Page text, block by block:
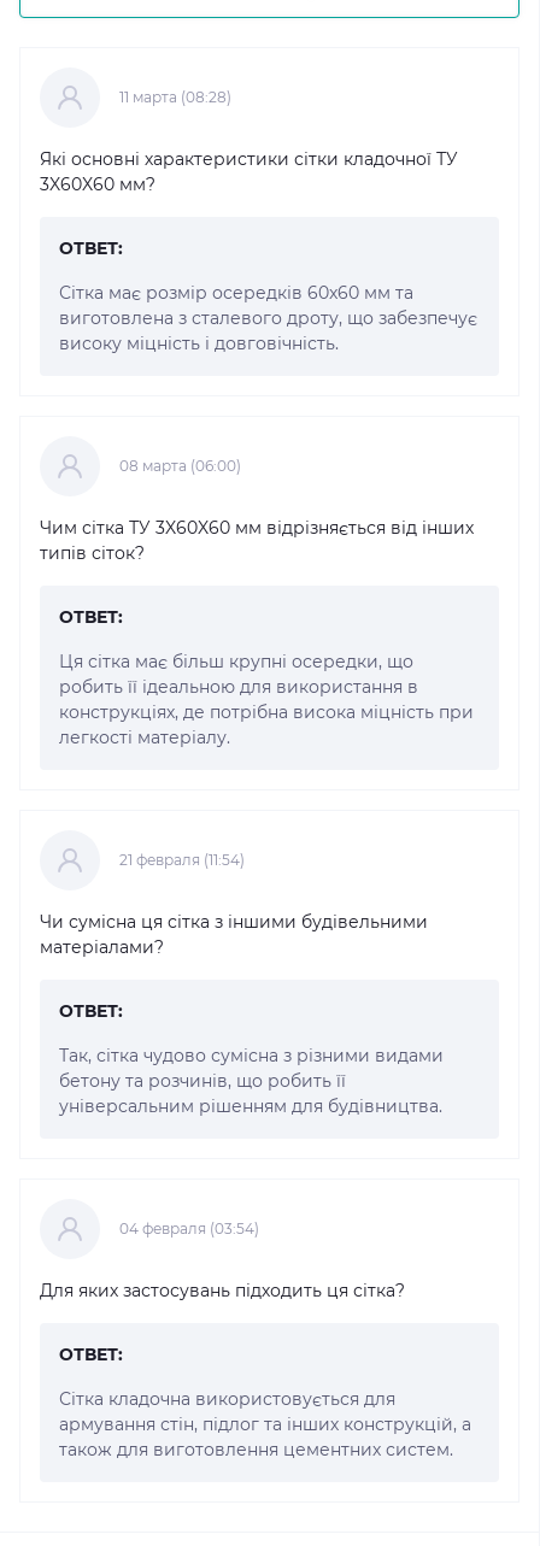
11 марта (08:28)
Які основні характеристики сітки кладочної ТУ
3X60X60 мм?
ОТВЕТ:
Сітка має розмір осередків 60x60 мм та
виготовлена з сталевого дроту, що забезпечує
високу міцність і довговічність.
08 марта (06:00)
Чим сітка ТУ 3X60X60 мм відрізняється від інших
типів сіток?
ОТВЕТ:
Ця сітка має більш крупні осередки, що
робить її ідеальною для використання в
конструкціях, де потрібна висока міцність при
легкості матеріалу.
21 февраля (11:54)
Чи сумісна ця сітка з іншими будівельними
матеріалами?
ОТВЕТ:
Так, сітка чудово сумісна з різними видами
бетону та розчинів, що робить її
універсальним рішенням для будівництва.
04 февраля (03:54)
Для яких застосувань підходить ця сітка?
ОТВЕТ:
Сітка кладочна використовується для
армування стін, підлог та інших конструкцій, а
також для виготовлення цементних систем.